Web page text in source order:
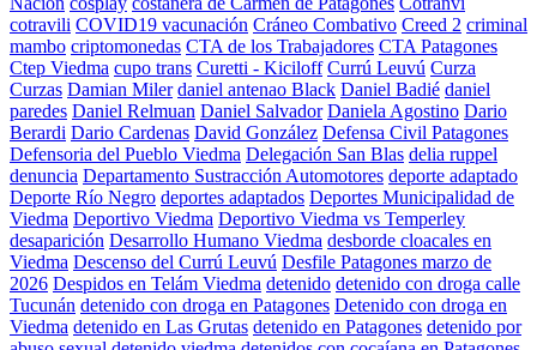
cotravili COVID19 vacunación Cráneo Combativo Creed 2 criminal
mambo criptomonedas CTA de los Trabajadores CTA Patagones
Ctep Viedma cupo trans Curetti - Kiciloff Currú Leuvú Curza
Curzas Damian Miler daniel antenao Black Daniel Badié daniel
paredes Daniel Relmuan Daniel Salvador Daniela Agostino Dario
Berardi Dario Cardenas David González Defensa Civil Patagones
Defensoria del Pueblo Viedma Delegación San Blas delia ruppel
denuncia Departamento Sustracción Automotores deporte adaptado
Deporte Río Negro deportes adaptados Deportes Municipalidad de
Viedma Deportivo Viedma Deportivo Viedma vs Temperley
desaparición Desarrollo Humano Viedma desborde cloacales en
Viedma Descenso del Currú Leuvú Desfile Patagones marzo de
2026 Despidos en Telám Viedma detenido detenido con droga calle
Tucunán detenido con droga en Patagones Detenido con droga en
Viedma detenido en Las Grutas detenido en Patagones detenido por